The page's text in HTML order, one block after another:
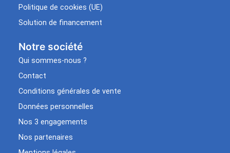
Politique de cookies (UE)
Solution de financement
Notre société
Qui sommes-nous ?
Contact
Conditions générales de vente
Données personnelles
Nos 3 engagements
Nos partenaires